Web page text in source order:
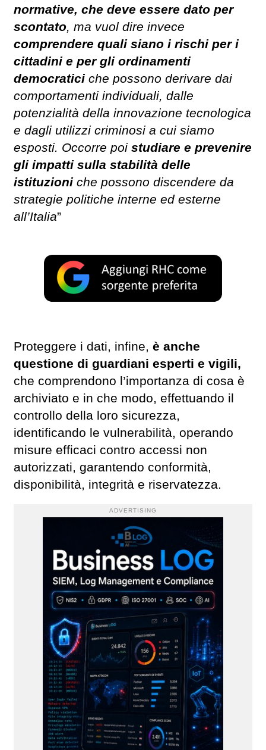
normative, che deve essere dato per
scontato, ma vuol dire invece
comprendere quali siano i rischi per i
cittadini e per gli ordinamenti
democratici che possono derivare dai
comportamenti individuali, dalle
potenzialità della innovazione tecnologica
e dagli utilizzi criminosi a cui siamo
esposti. Occorre poi studiare e prevenire
gli impatti sulla stabilità delle
istituzioni che possono discendere da
strategie politiche interne ed esterne
all’Italia”
Proteggere i dati, infine, è anche
questione di guardiani esperti e vigili,
che comprendono l’importanza di cosa è
archiviato e in che modo, effettuando il
controllo della loro sicurezza,
identificando le vulnerabilità, operando
misure efficaci contro accessi non
autorizzati, garantendo conformità,
disponibilità, integrità e riservatezza.
ADVERTISING